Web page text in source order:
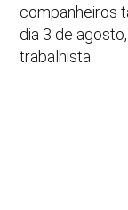
companheiros
dia 3 de
trabalhista.